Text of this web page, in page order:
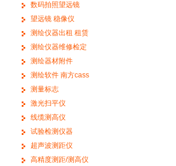
数码拍照望远镜
望远镜 稳像仪
测绘仪器出租 租赁
测绘仪器维修检定
测绘器材附件
测绘软件 南方cass
测量标志
激光扫平仪
线缆测高仪
试验检测仪器
超声波测距仪
高精度测距/测高仪